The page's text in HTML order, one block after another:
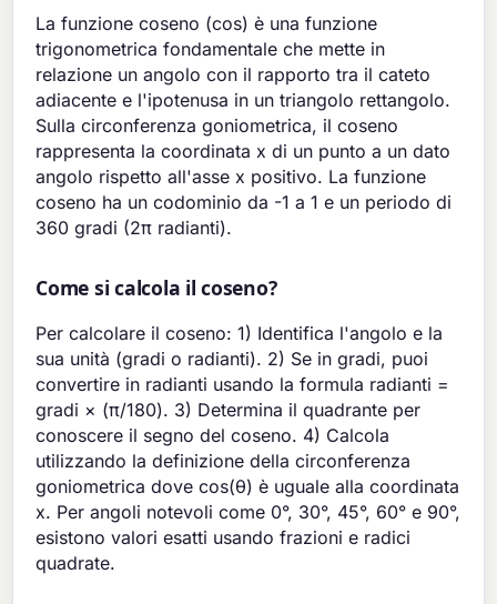
La funzione coseno (cos) è una funzione
trigonometrica fondamentale che mette in
relazione un angolo con il rapporto tra il cateto
adiacente e l'ipotenusa in un triangolo rettangolo.
Sulla circonferenza goniometrica, il coseno
rappresenta la coordinata x di un punto a un dato
angolo rispetto all'asse x positivo. La funzione
coseno ha un codominio da -1 a 1 e un periodo di
360 gradi (2π radianti).
Come si calcola il coseno?
Per calcolare il coseno: 1) Identifica l'angolo e la
sua unità (gradi o radianti). 2) Se in gradi, puoi
convertire in radianti usando la formula radianti =
gradi × (π/180). 3) Determina il quadrante per
conoscere il segno del coseno. 4) Calcola
utilizzando la definizione della circonferenza
goniometrica dove cos(θ) è uguale alla coordinata
x. Per angoli notevoli come 0°, 30°, 45°, 60° e 90°,
esistono valori esatti usando frazioni e radici
quadrate.